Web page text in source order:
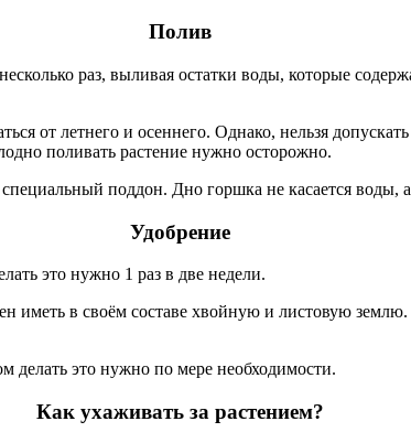
Полив
раз, выливая остатки воды, которые
от летнего и осеннего. Однако, нельзя
поливать растение нужно осторожно.
поддон. Дно горшка не касается
Удобрение
это нужно 1 раз в две недели.
в своём составе хвойную и листовую
делать это нужно по мере необходимости.
Как ухаживать за растением?